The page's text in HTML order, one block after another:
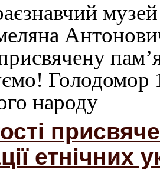
Голодомор
народу
етнічних